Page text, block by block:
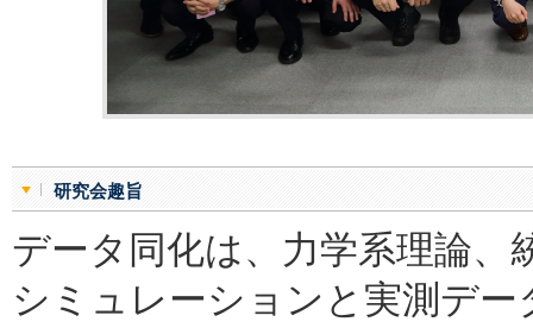
研究会趣旨
データ同化は、力学系理論、
シミュレーションと実測デ